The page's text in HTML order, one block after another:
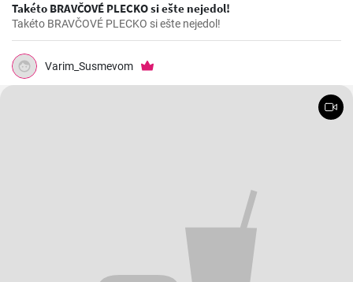
Takéto BRAVČOVÉ PLECKO si ešte nejedol!
Takéto BRAVČOVÉ PLECKO si ešte nejedol!
Varim_Susmevom